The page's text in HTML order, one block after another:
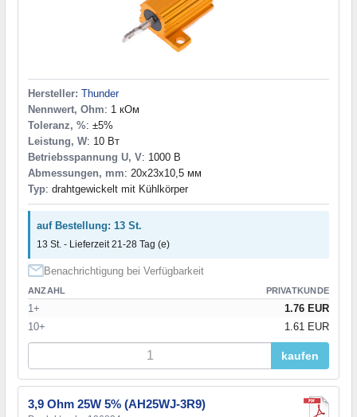
Hersteller: Thunder
Nennwert, Ohm: 1 кОм
Toleranz, %: ±5%
Leistung, W: 10 Вт
Betriebsspannung U, V: 1000 В
Abmessungen, mm: 20x23x10,5 мм
Typ: drahtgewickelt mit Kühlkörper
auf Bestellung: 13 St.
13 St. - Lieferzeit 21-28 Tag (e)
Benachrichtigung bei Verfügbarkeit
ANZAHL PRIVATKUNDE
1+
1.76 EUR
10+
1.61 EUR
kaufen
3,9 Ohm 25W 5% (AH25WJ-3R9)